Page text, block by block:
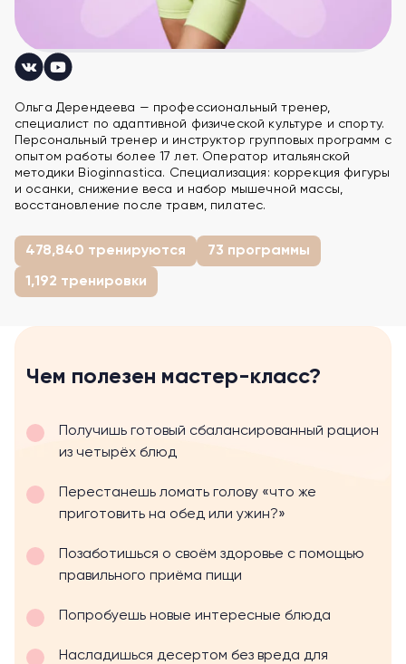
Ольга Дерендеева — профессиональный тренер,
специалист по адаптивной физической культуре и спорту.
Персональный тренер и инструктор групповых программ с
опытом работы более 17 лет. Оператор итальянской
методики Bioginnastica. Специализация: коррекция фигуры
и осанки, снижение веса и набор мышечной массы,
восстановление после травм, пилатес.
478,840 тренируются 73 программы
1,192 тренировки
Чем полезен мастер-класс?
Получишь готовый сбалансированный рацион
из четырёх блюд
Перестанешь ломать голову «что же
приготовить на обед или ужин?»
Позаботишься о своём здоровье с помощью
правильного приёма пищи
Попробуешь новые интересные блюда
Насладишься десертом без вреда для